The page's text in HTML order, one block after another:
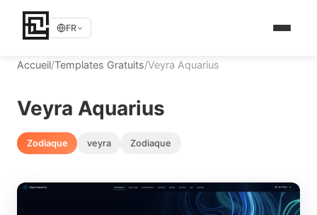
FR
Accueil/Templates Gratuits/Veyra Aquarius
Veyra Aquarius
Zodiaque veyra Zodiaque